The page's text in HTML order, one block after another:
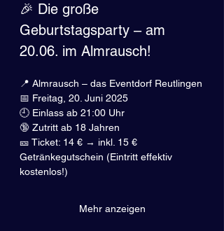
🎉 Die große
Geburtstagsparty – am
20.06. im Almrausch!
📍 Almrausch – das Eventdorf Reutlingen
📅 Freitag, 20. Juni 2025
🕘 Einlass ab 21:00 Uhr
🔞 Zutritt ab 18 Jahren
🎫 Ticket: 14 € → inkl. 15 €
Getränkegutschein (Eintritt effektiv
kostenlos!)
Mehr anzeigen